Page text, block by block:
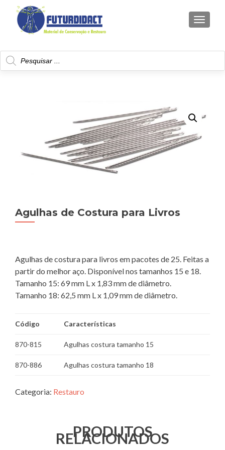
Products
search
Agulhas de Costura para Livros
Agulhas de costura para livros em pacotes de 25. Feitas a
partir do melhor aço. Disponível nos tamanhos 15 e 18.
Tamanho 15: 69 mm L x 1,83 mm de diâmetro.
Tamanho 18: 62,5 mm L x 1,09 mm de diâmetro.
Código Características
870-815 Agulhas costura tamanho 15
870-886 Agulhas costura tamanho 18
Categoria: Restauro
PRODUTOS
RELACIONADOS